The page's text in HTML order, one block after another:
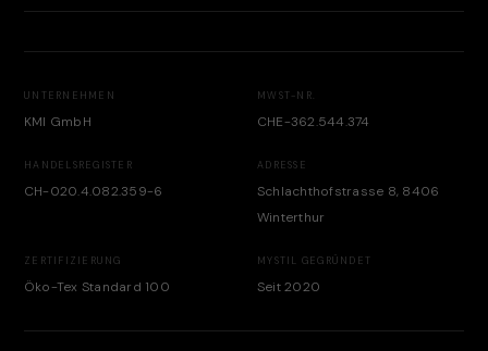
UNTERNEHMEN
KMI GmbH
MWST-NR.
CHE-362.544.374
HANDELSREGISTER
CH-020.4.082.359-6
ADRESSE
Schlachthofstrasse 8, 8406
Winterthur
ZERTIFIZIERUNG
Öko-Tex Standard 100
MYSTIL GEGRÜNDET
Seit 2020